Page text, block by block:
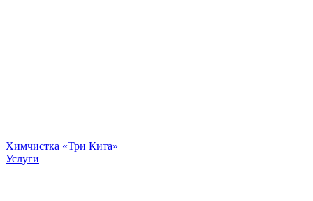
Химчистка «Три Кита»
Услуги